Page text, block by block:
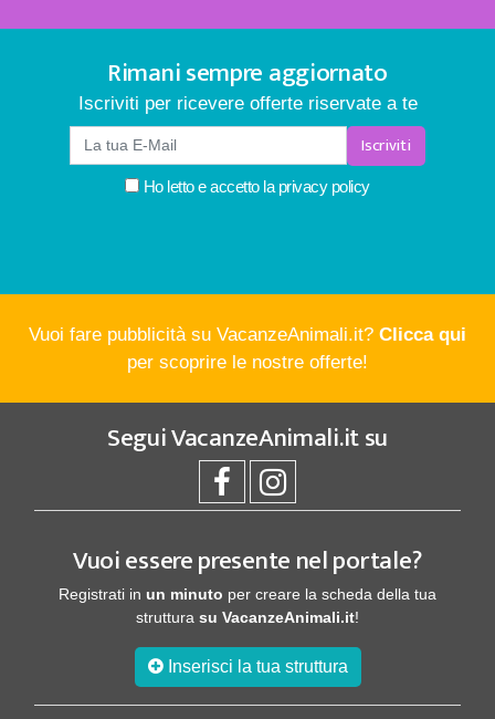
Rimani sempre aggiornato
Iscriviti per ricevere offerte riservate a te
Iscriviti
Ho letto e accetto la privacy policy
Vuoi fare pubblicità su VacanzeAnimali.it? Clicca qui
per scoprire le nostre offerte!
SeguiVacanzeAnimali.itsu
Vuoi essere presente nel portale?
Registrati in un minuto per creare la scheda della tua
struttura su VacanzeAnimali.it!
Inserisci la tua struttura